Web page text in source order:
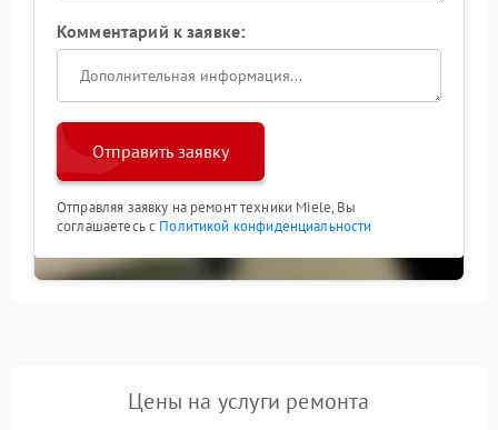
Комментарий к заявке:
Отправить заявку
Отправляя заявку на ремонт техники Miele, Вы
соглашаетесь с Политикой конфиденциальности
Цены на услуги ремонта